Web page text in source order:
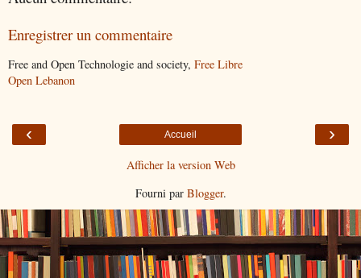
Enregistrer un commentaire
Free and Open Technologie and society, Free Libre
Open Lebanon
‹ ›
Accueil
Afficher la version Web
Fourni par Blogger.